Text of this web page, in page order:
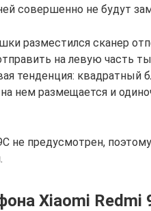
совершенно не будут
разместился сканер
на левую часть
тенденция: квадратный
нем размещается и
не предусмотрен,
Xiaomi Redmi